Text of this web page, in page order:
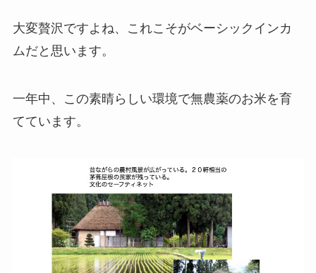
大変贅沢ですよね、これこそがベーシックインカ
ムだと思います。
一年中、この素晴らしい環境で無農薬のお米を育
てています。